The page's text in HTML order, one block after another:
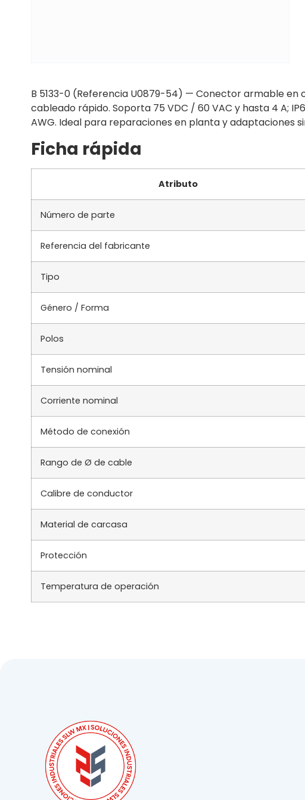
B 5133-0 (Referencia U0879-54) — Conector armable
cableado rápido. Soporta 75 VDC / 60 VAC y hasta 4 A;
AWG. Ideal para reparaciones en planta y adaptaciones
Ficha rápida
Atributo
Número de parte
Referencia del fabricante
Tipo
Género / Forma
Polos
Tensión nominal
Corriente nominal
Método de conexión
Rango de Ø de cable
Calibre de conductor
Material de carcasa
Protección
Temperatura de operación